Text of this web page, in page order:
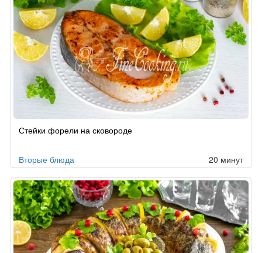
Стейки форели на сковороде
Вторые блюда 20 минут